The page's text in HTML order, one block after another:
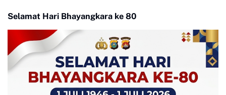
Selamat Hari Bhayangkara ke 80